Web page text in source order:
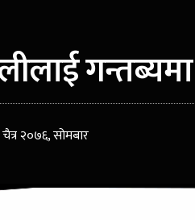
२०७६, सोमबार